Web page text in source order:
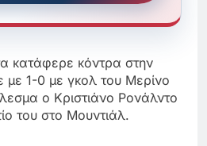
κατάφερε κόντρα στην
με 1-0 με γκολ του Μερίνο
ο Κριστιάνο Ρονάλντο
του στο Μουντιάλ.